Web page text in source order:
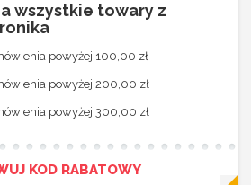
wszystkie towary z
powyżej 100,00 zł
powyżej 200,00 zł
powyżej 300,00 zł
powyżej 500,00 zł
KOD RABATOWY